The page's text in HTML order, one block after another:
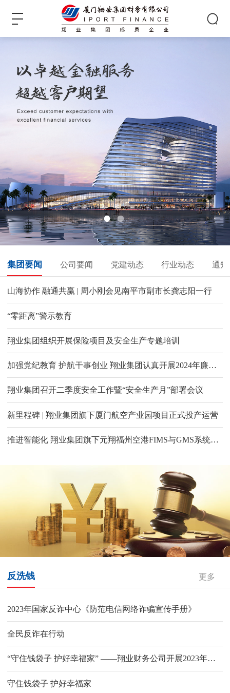
集团要闻 公司要闻 党建动态 行业动态 通
山海协作 融通共赢 | 周小刚会见南平市副市长龚志阳一行
“零距离”警示教育
翔业集团组织开展保险项目及安全生产专题培训
加强党纪教育 护航干事创业 翔业集团认真开展2024年廉洁文化宣传教育月活动
翔业集团召开二季度安全工作暨“安全生产月”部署会议
新里程碑 | 翔业集团旗下厦门航空产业园项目正式投产运营
推进智能化 翔业集团旗下元翔福州空港FIMS与GMS系统上线试运行
反洗钱 更多
2023年国家反诈中心《防范电信网络诈骗宣传手册》
全民反诈在行动
“守住钱袋子 护好幸福家” ——翔业财务公司开展2023年防范非法集资宣传月系列活动
守住钱袋子 护好幸福家